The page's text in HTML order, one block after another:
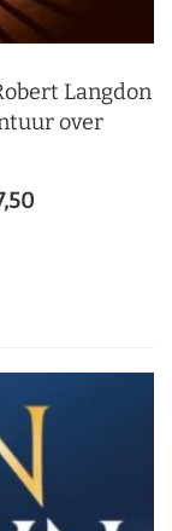
Langdon
over